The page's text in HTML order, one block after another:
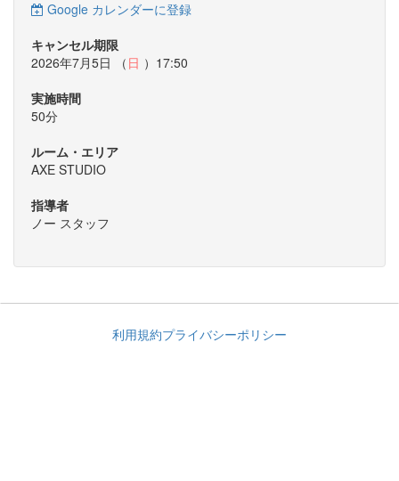
Google カレンダーに登録
キャンセル期限
2026年7月5日 （ 日 ）17:50
実施時間
50分
ルーム・エリア
AXE STUDIO
指導者
ノー スタッフ
利用規約プライバシーポリシー